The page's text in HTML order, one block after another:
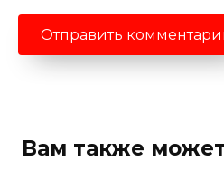
Вам также